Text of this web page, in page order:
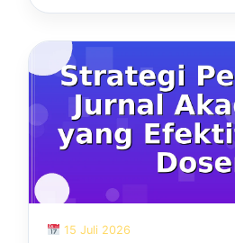
15 Juli 2026